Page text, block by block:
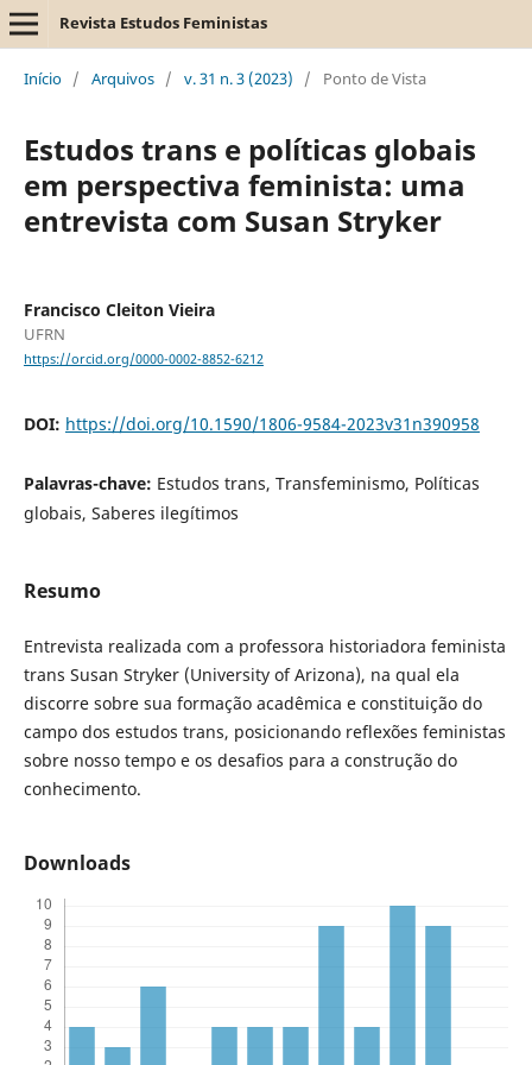
Revista Estudos Feministas
Início / Arquivos / v. 31 n. 3 (2023) / Ponto de Vista
Estudos trans e políticas globais
em perspectiva feminista: uma
entrevista com Susan Stryker
Francisco Cleiton Vieira
UFRN
https://orcid.org/0000-0002-8852-6212
DOI: https://doi.org/10.1590/1806-9584-2023v31n390958
Palavras-chave: Estudos trans, Transfeminismo, Políticas
globais, Saberes ilegítimos
Resumo
Entrevista realizada com a professora historiadora feminista
trans Susan Stryker (University of Arizona), na qual ela
discorre sobre sua formação acadêmica e constituição do
campo dos estudos trans, posicionando reflexões feministas
sobre nosso tempo e os desafios para a construção do
conhecimento.
Downloads